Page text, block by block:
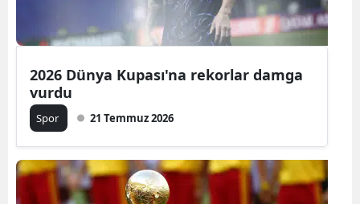
Burdur
Bursa
Çanakkale
Çorum
Denizli
2026 Dünya Kupası'na rekorlar damga
vurdu
Spor 21 Temmuz 2026